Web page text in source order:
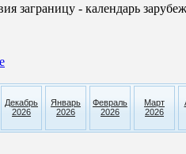
заграницу - календарь
Декабрь
2026
Январь
2026
Февраль
2026
Март
2026